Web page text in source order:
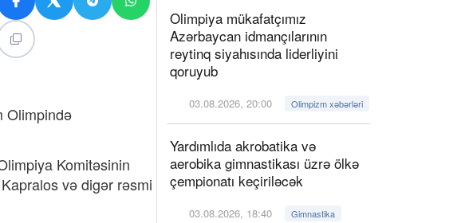
Olimpində
Komitəsinin
və digər rəsmi
Olimpiya mükafatçımız
Azərbaycan idmançılarının
reytinq siyahısında liderliyini
qoruyub
03.08.2026, 20:00 Olimpizm xəbərləri
Yardımlıda akrobatika və
aerobika gimnastikası üzrə ölkə
çempionatı keçiriləcək
03.08.2026, 18:40 Gimnastika